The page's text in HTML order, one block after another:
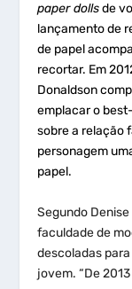
paper dollsde
lançamento de
de papel
recortar. Em
Donaldson
emplacar o
sobre a relação
personagem
papel.
Segundo
faculdade de
descoladas
jovem. “De